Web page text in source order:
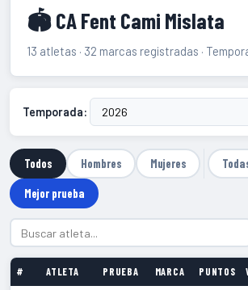
🏟 CA Fent Cami Mislata
13 atletas · 32 marcas registradas ·
Temporada:
Todos Hombres Mujeres
Mejor prueba
# ATLETA PRUEBA MARCA PUNTOS